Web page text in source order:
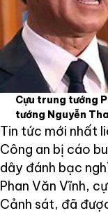
Cựu trung tướng
tướng Nguyễn
Tin tức mới nhất
Công an bị cáo
dây đánh bạc
Phan Văn Vĩnh,
Cảnh sát, đã